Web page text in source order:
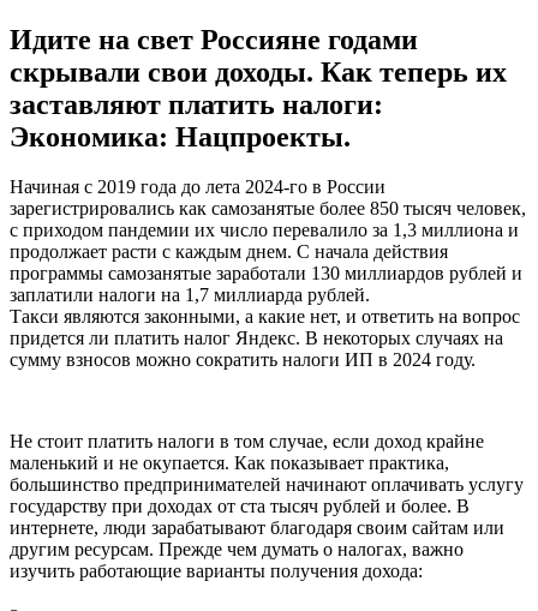
Идите на свет Россияне годами
скрывали свои доходы. Как теперь их
заставляют платить налоги:
Экономика: Нацпроекты.
Начиная с 2019 года до лета 2024-го в России
зарегистрировались как самозанятые более 850 тысяч человек,
с приходом пандемии их число перевалило за 1,3 миллиона и
продолжает расти с каждым днем. С начала действия
программы самозанятые заработали 130 миллиардов рублей и
заплатили налоги на 1,7 миллиарда рублей.
Такси являются законными, а какие нет, и ответить на вопрос
придется ли платить налог Яндекс. В некоторых случаях на
сумму взносов можно сократить налоги ИП в 2024 году.
Не стоит платить налоги в том случае, если доход крайне
маленький и не окупается. Как показывает практика,
большинство предпринимателей начинают оплачивать услугу
государству при доходах от ста тысяч рублей и более. В
интернете, люди зарабатывают благодаря своим сайтам или
другим ресурсам. Прежде чем думать о налогах, важно
изучить работающие варианты получения дохода: